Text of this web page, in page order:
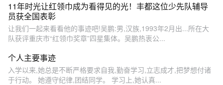
11年时光让红领巾成为看得见的光！丰都这位少先队辅导
员获全国表彰
让我们一起来看看他的事迹吧!吴鹏:男,汉族,1993年2月出...所在大
队获评重庆市“红领巾奖章”四星集体。吴鹏热衷公...
个人主要事迹
入学以来,她总是不断严格要求自我,勤奋学习,立志成才,把梦想付诸
于行动。 她遵守纪律,团结同学。 学习上,她认真...